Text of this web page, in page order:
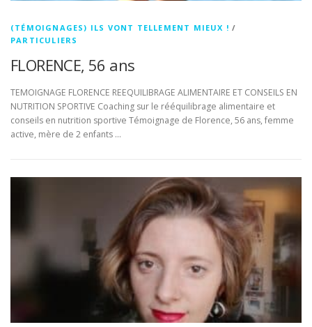
(TÉMOIGNAGES) ILS VONT TELLEMENT MIEUX ! /
PARTICULIERS
FLORENCE, 56 ans
TEMOIGNAGE FLORENCE REEQUILIBRAGE ALIMENTAIRE ET CONSEILS EN
NUTRITION SPORTIVE Coaching sur le rééquilibrage alimentaire et
conseils en nutrition sportive Témoignage de Florence, 56 ans, femme
active, mère de 2 enfants …